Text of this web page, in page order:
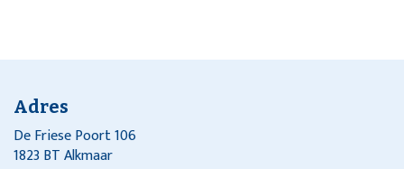
Adres
De Friese Poort 106
1823 BT Alkmaar